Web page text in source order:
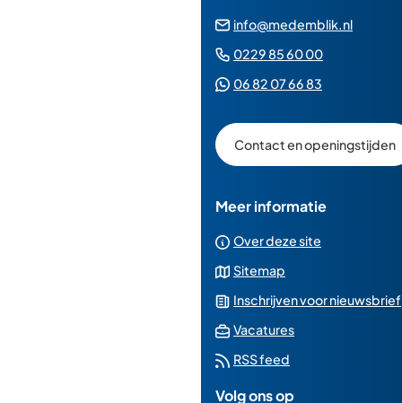
info@medemblik.nl
0229 85 60 00(Verwijst
06 82 07 66 83
een
Whatsapp
Contact en openingstijden
Meer informatie
Over deze site
Sitemap
Inschrijven voor nieuwsbrief
Vacatures(Verwijst
RSS feed
Volg ons op